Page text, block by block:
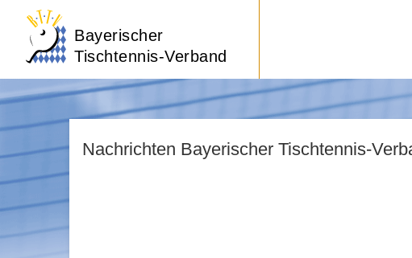
Bayerischer
Tischtennis-Verband
Nachrichten Bayerischer Tischtennis-